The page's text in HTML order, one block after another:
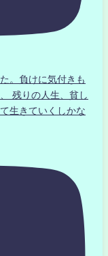
。負けに気付きも
残りの人生、貧し
生きていくしかな